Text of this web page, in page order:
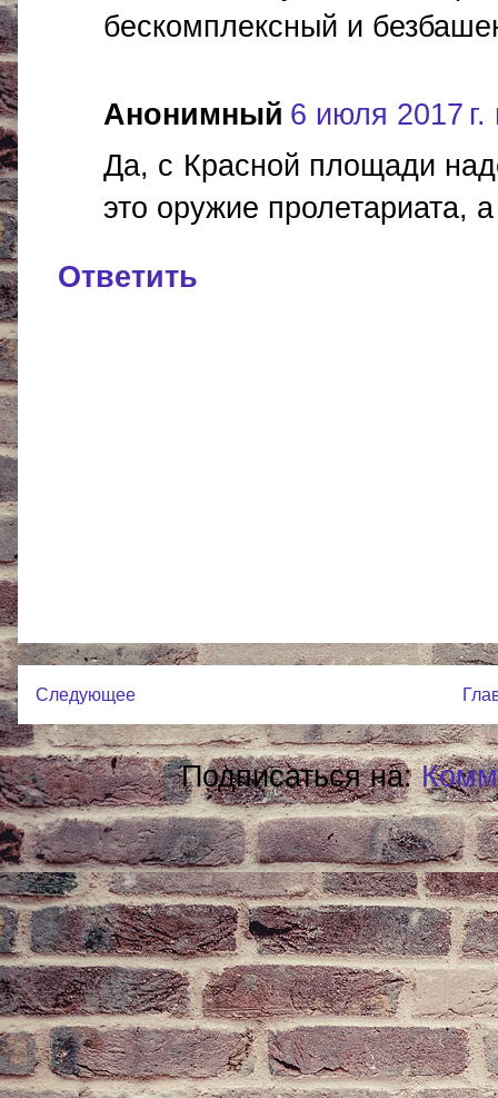
бескомплексный и
Анонимный 6 июля 2017 г.
Да, с Красной площади
это оружие пролетариата,
Ответить
Следующее
Подписаться на: